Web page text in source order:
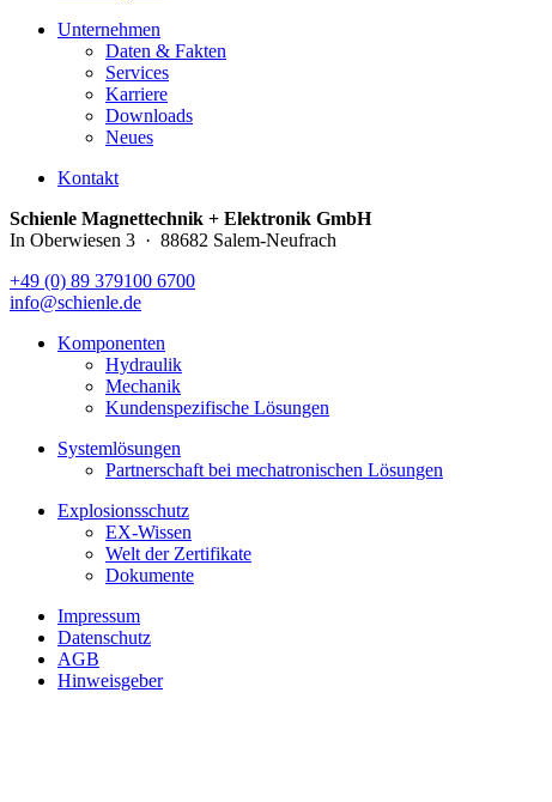
Unternehmen
Daten & Fakten
Services
Karriere
Downloads
Neues
Kontakt
Schienle Magnettechnik + Elektronik GmbH
In Oberwiesen 3 · 88682 Salem-Neufrach
+49 (0) 89 379100 6700
info@schienle.de
Komponenten
Hydraulik
Mechanik
Kundenspezifische Lösungen
Systemlösungen
Partnerschaft bei mechatronischen Lösungen
Explosionsschutz
EX-Wissen
Welt der Zertifikate
Dokumente
Impressum
Datenschutz
AGB
Hinweisgeber